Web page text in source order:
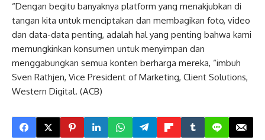
“Dengan begitu banyaknya platform yang menakjubkan di
tangan kita untuk menciptakan dan membagikan foto, video
dan data-data penting, adalah hal yang penting bahwa kami
memungkinkan konsumen untuk menyimpan dan
menggabungkan semua konten berharga mereka, “imbuh
Sven Rathjen, Vice President of Marketing, Client Solutions,
Western Digital. (ACB)